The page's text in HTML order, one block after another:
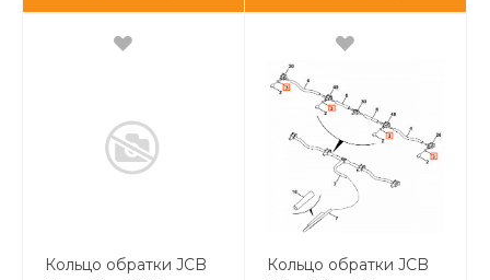
Кольцо обратки JCB
Кольцо обратки JCB